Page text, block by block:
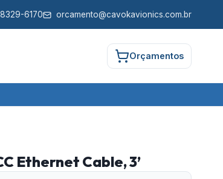
6170 orcamento@cavokavionics.com.br
Orçamentos
Ethernet Cable, 3’